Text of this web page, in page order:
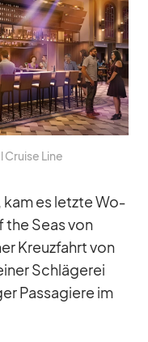
Cruise Line
kam es letzte Wo­
the Seas von
Kreuz­fahrt von
Schlä­ge­rei
Pas­sa­giere im